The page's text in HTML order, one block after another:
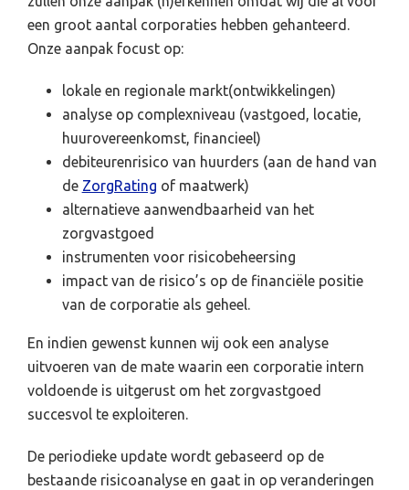
een groot aantal corporaties hebben gehanteerd.
Onze aanpak focust op:
lokale en regionale markt(ontwikkelingen)
analyse op complexniveau (vastgoed, locatie,
huurovereenkomst, financieel)
debiteurenrisico van huurders (aan de hand van
de ZorgRating of maatwerk)
alternatieve aanwendbaarheid van het
zorgvastgoed
instrumenten voor risicobeheersing
impact van de risico’s op de financiële positie
van de corporatie als geheel.
En indien gewenst kunnen wij ook een analyse
uitvoeren van de mate waarin een corporatie intern
voldoende is uitgerust om het zorgvastgoed
succesvol te exploiteren.
De periodieke update wordt gebaseerd op de
bestaande risicoanalyse en gaat in op veranderingen